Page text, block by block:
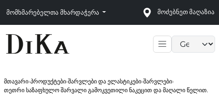
მომხმარებელთა მხარდაჭერა მოძებნეთ მაღაზია
მთავარი›პროდუქტები›შარვლები და ელასტიკები›შარვლები›
თეთრი საზაფხულო შარვალი გამოკვეთილი ნაკეცით და მაღალი წელით.